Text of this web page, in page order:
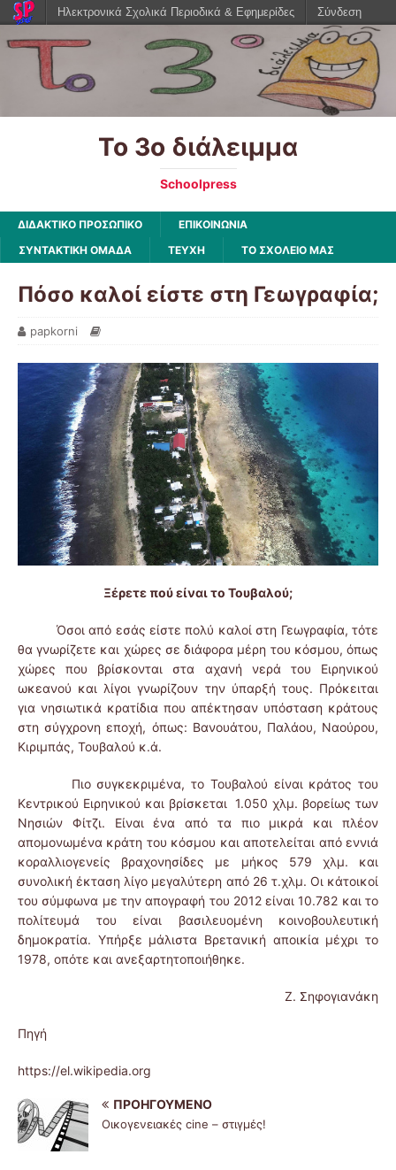
Το 3ο διάλειμμα
Schoolpress
ΔΙΔΑΚΤΙΚΟ ΠΡΟΣΩΠΙΚΟ
ΕΠΙΚΟΙΝΩΝΙΑ
ΣΥΝΤΑΚΤΙΚΗ ΟΜΑΔΑ
ΤΕΥΧΗ ΤΟ ΣΧΟΛΕΙΟ ΜΑΣ
Πόσο καλοί είστε στη Γεωγραφία;
papkorni
Ξέρετε πού είναι το Τουβαλού;
Όσοι από εσάς είστε πολύ καλοί στη Γεωγραφία, τότε
θα γνωρίζετε και χώρες σε διάφορα μέρη του κόσμου, όπως
χώρες που βρίσκονται στα αχανή νερά του Ειρηνικού
ωκεανού και λίγοι γνωρίζουν την ύπαρξή τους. Πρόκειται
για νησιωτικά κρατίδια που απέκτησαν υπόσταση κράτους
στη σύγχρονη εποχή, όπως: Βανουάτου, Παλάου, Ναούρου,
Κιριμπάς, Τουβαλού κ.ά.
Πιο συγκεκριμένα, το Τουβαλού είναι κράτος του
Κεντρικού Ειρηνικού και βρίσκεται 1.050 χλμ. βορείως των
Νησιών Φίτζι. Είναι ένα από τα πιο μικρά και πλέον
απομονωμένα κράτη του κόσμου και αποτελείται από εννιά
κοραλλιογενείς βραχονησίδες με μήκος 579 χλμ. και
συνολική έκταση λίγο μεγαλύτερη από 26 τ.χλμ. Οι κάτοικοί
του σύμφωνα με την απογραφή του 2012 είναι 10.782 και το
πολίτευμά του είναι βασιλευομένη κοινοβουλευτική
δημοκρατία. Υπήρξε μάλιστα Βρετανική αποικία μέχρι το
1978, οπότε και ανεξαρτητοποιήθηκε.
Ζ. Σηφογιανάκη
Πηγή
https://el.wikipedia.org
ΠΡΟΗΓΟΎΜΕΝΟ
Οικογενειακές cine – στιγμές!
Ηλεκτρονικά Σχολικά Περιοδικά & Εφημερίδες Σύνδεση